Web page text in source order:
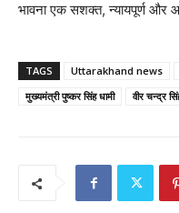
भावना एक सशक्त, न्यायपूर्ण और
TAGS Uttarakhand news
मुख्यमंत्री पुष्कर सिंह धामी
वीर चन्द्र